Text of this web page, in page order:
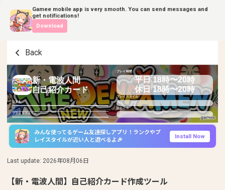
Gamee mobile app is very smooth. You can send messages and
get notifications!
Download
Back
新・電波人間
自己紹介カード
なまえ
ID
プラットフォーム
プレイ時間
平日 18時〜20時
休日 18時〜20時
プレイスタイル
ひとこと
みんな使ってるゲーム友達探しアプリ！ランクやプ
レイスタイルが近い人と遊べるよ🎉
Install Now
Last update: 2026年08月06日
【新・電波人間】自己紹介カード作成ツール